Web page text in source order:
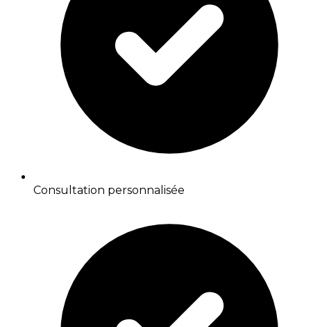
Consultation personnalisée